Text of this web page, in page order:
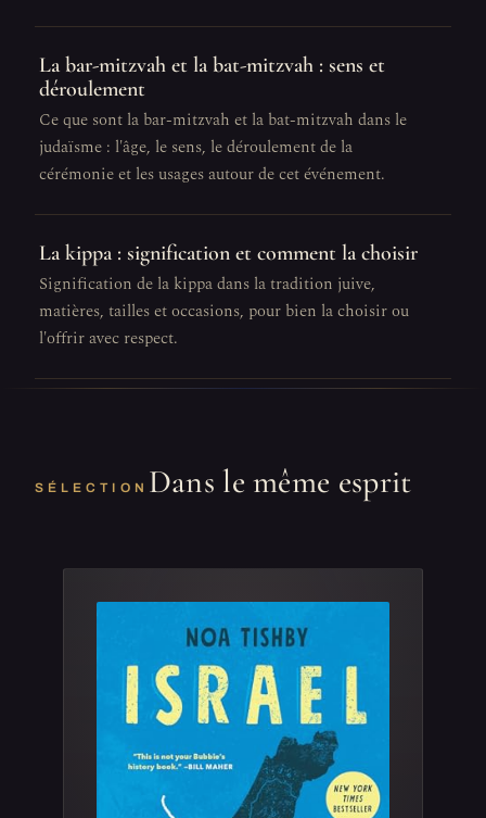
La bar-mitzvah et la bat-mitzvah : sens et
déroulement
Ce que sont la bar-mitzvah et la bat-mitzvah dans le
judaïsme : l'âge, le sens, le déroulement de la
cérémonie et les usages autour de cet événement.
La kippa : signification et comment la choisir
Signification de la kippa dans la tradition juive,
matières, tailles et occasions, pour bien la choisir ou
l'offrir avec respect.
SÉLECTION Dans le même esprit